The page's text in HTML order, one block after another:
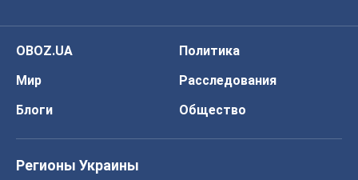
OBOZ.UA
Политика
Мир
Расследования
Блоги
Общество
Регионы Украины